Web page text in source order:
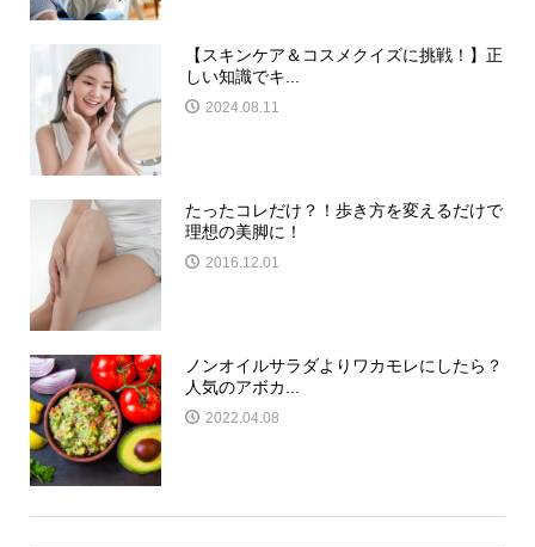
【スキンケア＆コスメクイズに挑戦！】正
しい知識でキ...
2024.08.11
たったコレだけ？！歩き方を変えるだけで
理想の美脚に！
2016.12.01
ノンオイルサラダよりワカモレにしたら？
人気のアボカ...
2022.04.08